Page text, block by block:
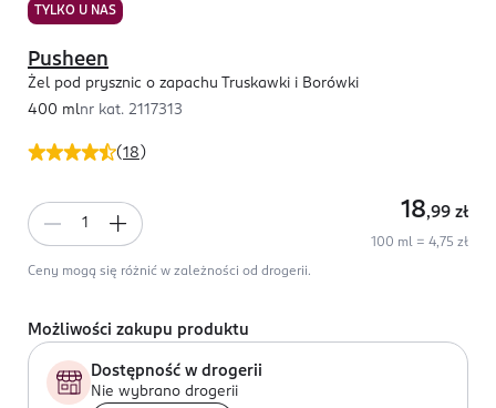
TYLKO U NAS
(18 )
Pusheen
Żel pod prysznic o zapachu Truskawki i Borówki
400 mlnr kat. 2117313
18,99 zł
100 ml = 4,75 zł
Ceny mogą się różnić w zależności od drogerii.
Możliwości zakupu produktu
Dostępność w drogerii
Nie wybrano drogerii